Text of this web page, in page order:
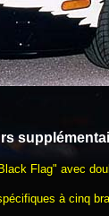
Flag" avec
à cinq